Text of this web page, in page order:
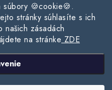
súbory 🍪cookie🍪.
stránky súhlasíte s ich
zásadách
na stránke ZDE
strechu?
tienenie pre pokojný spánok?